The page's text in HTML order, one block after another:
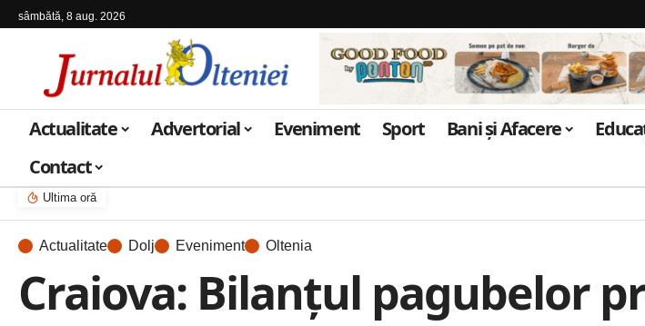
sâmbătă, 8 aug. 2026
Actualitate Advertorial Eveniment Sport Bani și Afacere
Contact
Ultima oră
Actualitate Dolj Eveniment Oltenia
Craiova: Bilanțul pagubelor